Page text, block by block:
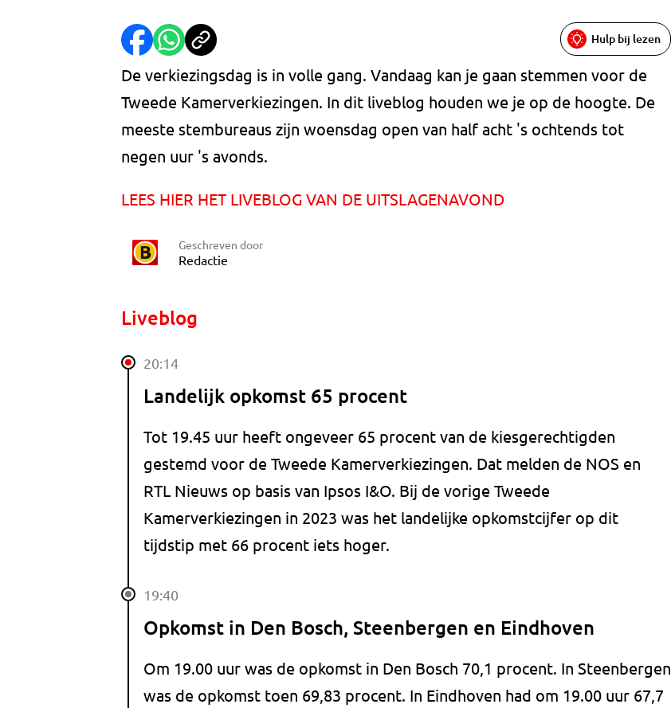
Hulp bij lezen
De verkiezingsdag is in volle gang. Vandaag kan je gaan stemmen voor de
Tweede Kamerverkiezingen. In dit liveblog houden we je op de hoogte. De
meeste stembureaus zijn woensdag open van half acht 's ochtends tot
negen uur 's avonds.
LEES HIER HET LIVEBLOG VAN DE UITSLAGENAVOND
Geschreven door
Redactie
Liveblog
20:14
Landelijk opkomst 65 procent
Tot 19.45 uur heeft ongeveer 65 procent van de kiesgerechtigden
gestemd voor de Tweede Kamerverkiezingen. Dat melden de NOS en
RTL Nieuws op basis van Ipsos I&O. Bij de vorige Tweede
Kamerverkiezingen in 2023 was het landelijke opkomstcijfer op dit
tijdstip met 66 procent iets hoger.
19:40
Opkomst in Den Bosch, Steenbergen en Eindhoven
Om 19.00 uur was de opkomst in Den Bosch 70,1 procent. In Steenbergen
was de opkomst toen 69,83 procent. In Eindhoven had om 19.00 uur 67,7